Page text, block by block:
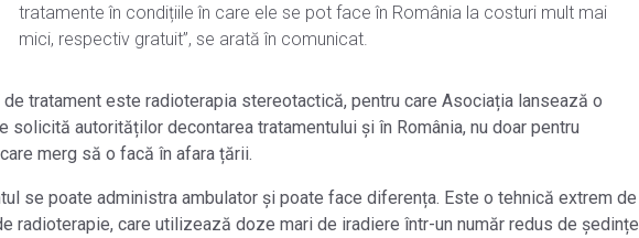
tratamente în condițiile în care ele se pot face în România la costuri mult mai
mici, respectiv gratuit”, se arată în comunicat.
tratament este radioterapia stereotactică, pentru care Asociația lansează o
solicită autorităților decontarea tratamentului și în România, nu doar pentru
merg să o facă în afara țării.
se poate administra ambulator și poate face diferența. Este o tehnică extrem de
radioterapie, care utilizează doze mari de iradiere într-un număr redus de ședințe